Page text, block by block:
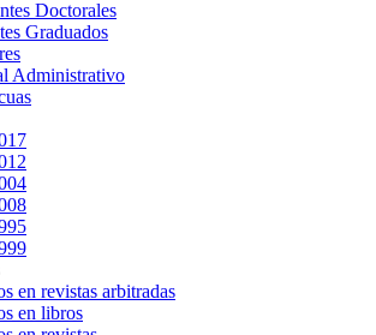
Doctorales
Graduados
Administrativo
en revistas arbitradas
en libros